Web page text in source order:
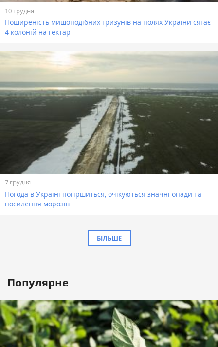
10 грудня
Поширеність мишоподібних гризунів на полях України сягає
4 колоній на гектар
7 грудня
Погода в Україні погіршиться, очікуються значні опади та
посилення морозів
БІЛЬШЕ
Популярне